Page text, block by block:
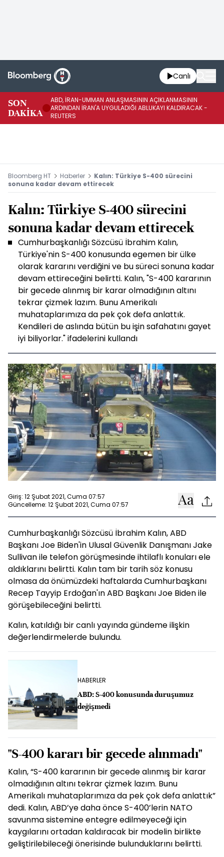
Canlı
SON
DAKİKA
ABD, İRAN-UMMAN ANLAŞMASININ AÇIKLANMASININ
ARDINDAN İRAN'A UYGULADIĞI ABLUKAYI KALDIRACAK -
REUTERS
Bloomberg HT Haberler
Kalın: Türkiye S-400 sürecini
sonuna kadar devam ettirecek
Kalın: Türkiye S-400 sürecini
sonuna kadar devam ettirecek
Cumhurbaşkanlığı Sözcüsü İbrahim Kalın,
Türkiye'nin S-400 konusunda egemen bir ülke
olarak kararını verdiğini ve bu süreci sonuna kadar
devam ettireceğini belirtti. Kalın, "S-400 kararının
bir gecede alınmış bir karar olmadığının altını
tekrar çizmek lazım. Bunu Amerikalı
muhataplarımıza da pek çok defa anlattık.
Kendileri de aslında bütün bu işin safahatını gayet
iyi biliyorlar." ifadelerini kullandı
Giriş: 12 Şubat 2021, Cuma 07:57
Güncelleme: 12 Şubat 2021, Cuma 07:57
Cumhurbaşkanlığı Sözcüsü İbrahim Kalın, ABD
Başkanı Joe Biden'in Ulusal Güvenlik Danışmanı Jake
Sullivan ile telefon görüşmesinde ihtilaflı konuları ele
aldıklarını belirtti. Kalın tam bir tarih söz konusu
olmasa da önümüzdeki haftalarda Cumhurbaşkanı
Recep Tayyip Erdoğan'ın ABD Başkanı Joe Biden ile
görüşebileceğini belirtti.
Kalın, katıldığı bir canlı yayında gündeme ilişkin
değerlendirmelerde bulundu.
HABERLER
ABD: S-400 konusunda duruşumuz
değişmedi
"S-400 kararı bir gecede alınmadı"
Kalın, “S-400 kararının bir gecede alınmış bir karar
olmadığının altını tekrar çizmek lazım. Bunu
Amerikalı muhataplarımıza da pek çok defa anlattık”
dedi. Kalın, ABD’ye daha önce S-400’lerin NATO
savunma sistemine entegre edilmeyeceği için
kaygılarını ortadan kaldıracak bir modelin birlikte
geliştirilebileceği önerisinde bulunduklarını belirtti.